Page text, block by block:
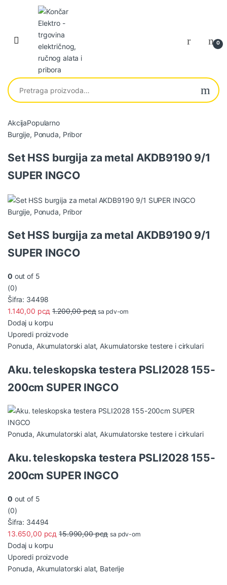
Skip to navigation
Skip to content
0
Pretraga za:
P
o
d
u
c
t
C
r
o
u
s
l
T
a
b
AkcijaPopularno
Burgije, Ponuda, Pribor
Set HSS burgija za metal AKDB9190 9/1
SUPER INGCO
Burgije, Ponuda, Pribor
Set HSS burgija za metal AKDB9190 9/1
SUPER INGCO
0 out of 5
(0)
Šifra: 34498
1.140,00 рсд 1.200,00рсд sa pdv-om
Dodaj u korpu
Uporedi proizvode
Ponuda, Akumulatorski alat, Akumulatorske testere i cirkulari
Aku. teleskopska testera PSLI2028 155-
200cm SUPER INGCO
Ponuda, Akumulatorski alat, Akumulatorske testere i cirkulari
Aku. teleskopska testera PSLI2028 155-
200cm SUPER INGCO
0 out of 5
(0)
Šifra: 34494
13.650,00 рсд 15.990,00рсд sa pdv-om
Dodaj u korpu
Uporedi proizvode
Ponuda, Akumulatorski alat, Baterije